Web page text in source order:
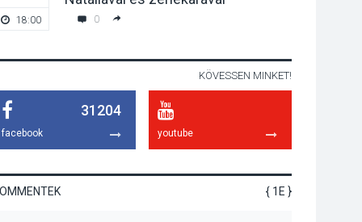
miért van rá
szükségünk? –
Irodalmi Színpadon
Különleges csillagles
lesz Tahitótfaluban a
Bodor Majorban
18:00 0
KÖVESSEN MINKET!
31204
facebook youtube
{ 1E }